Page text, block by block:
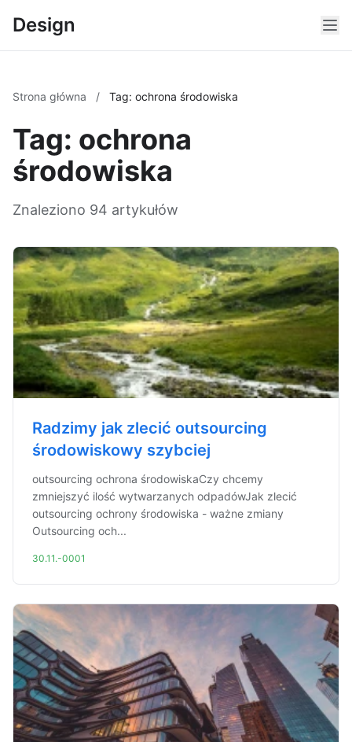
Design
Strona główna / Tag: ochrona środowiska
Tag: ochrona
środowiska
Znaleziono 94 artykułów
Radzimy jak zlecić outsourcing
środowiskowy szybciej
outsourcing ochrona środowiskaCzy chcemy
zmniejszyć ilość wytwarzanych odpadówJak zlecić
outsourcing ochrony środowiska - ważne zmiany
Outsourcing och...
30.11.-0001